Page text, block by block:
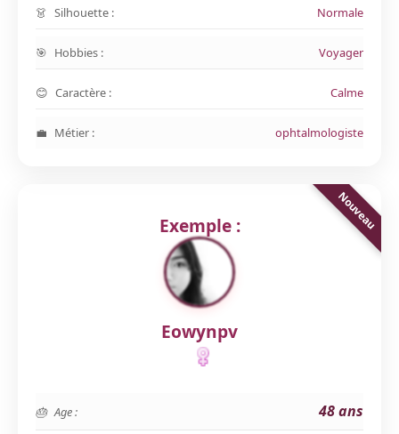
Silhouette : Normale
Hobbies : Voyager
Caractère : Calme
Métier : ophtalmologiste
Exemple :
Eowynpv
Age : 48 ans